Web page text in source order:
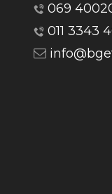
069
011 3343